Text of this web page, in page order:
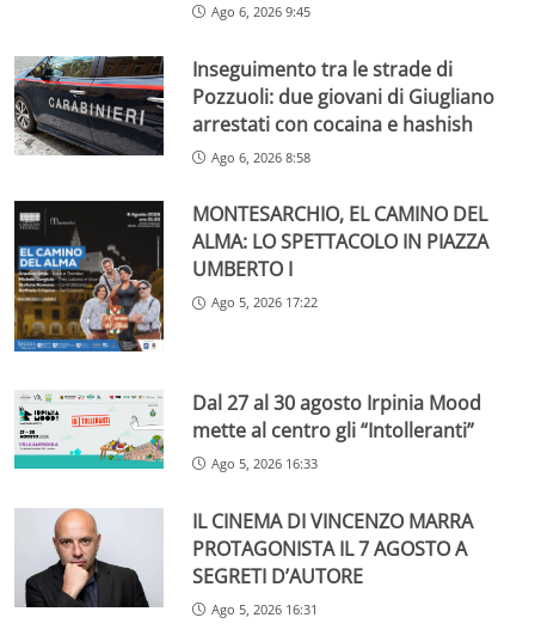
Ago 6, 2026 9:45
Inseguimento tra le strade di
Pozzuoli: due giovani di Giugliano
arrestati con cocaina e hashish
Ago 6, 2026 8:58
MONTESARCHIO, EL CAMINO DEL
ALMA: LO SPETTACOLO IN PIAZZA
UMBERTO I
Ago 5, 2026 17:22
Dal 27 al 30 agosto Irpinia Mood
mette al centro gli “Intolleranti”
Ago 5, 2026 16:33
IL CINEMA DI VINCENZO MARRA
PROTAGONISTA IL 7 AGOSTO A
SEGRETI D’AUTORE
Ago 5, 2026 16:31